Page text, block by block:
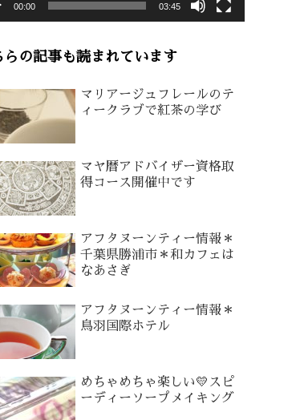
00:00 03:45
らの記事も読まれています
マリアージュフレールのテ
ィークラブで紅茶の学び
マヤ暦アドバイザー資格取
得コース開催中です
アフタヌーンティー情報＊
千葉県勝浦市＊和カフェは
なあさぎ
アフタヌーンティー情報＊
鳥羽国際ホテル
めちゃめちゃ楽しい💛スピ
ーディーソープメイキング